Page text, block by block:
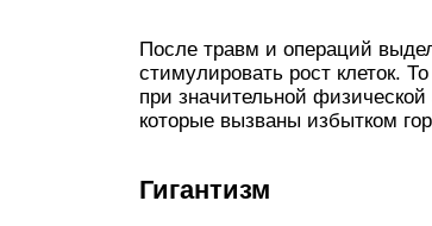
После травм и операций
стимулировать рост клеток.
при значительной
которые вызваны избытком
Гигантизм